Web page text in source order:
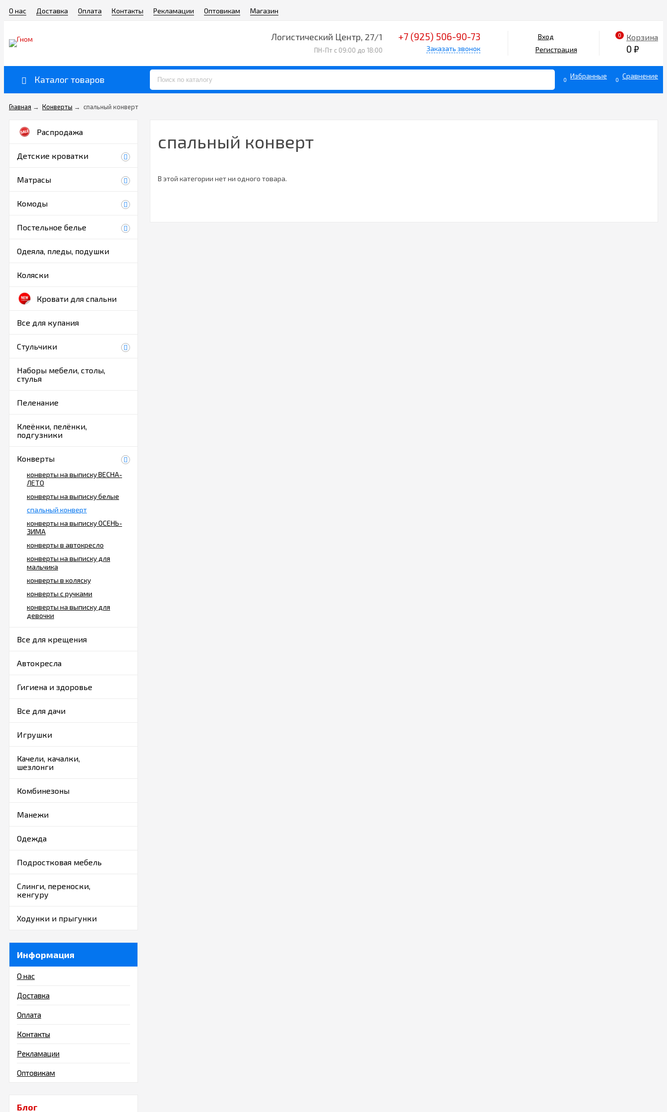
О нас Доставка Оплата Контакты Рекламации Оптовикам Магазин
Логистический Центр, 27/1
ПН-Пт с 09:00 до 18:00
+7 (925) 506-90-73
Заказать звонок
Вход
Регистрация
0 Корзина
0 ₽
Каталог товаров 0 Избранные 0 Сравнение
Главная → Конверты → спальный конверт
Распродажа
Детские кроватки
Матрасы
Комоды
Постельное белье
Одеяла, пледы, подушки
Коляски
Кровати для спальни
Все для купания
Стульчики
Наборы мебели, столы,
стулья
Пеленание
Клеёнки, пелёнки,
подгузники
Конверты
конверты на выписку ВЕСНА-
ЛЕТО
конверты на выписку белые
спальный конверт
конверты на выписку ОСЕНЬ-
ЗИМА
конверты в автокресло
конверты на выписку для
мальчика
конверты в коляску
конверты с ручками
конверты на выписку для
девочки
Все для крещения
Автокресла
Гигиена и здоровье
Все для дачи
Игрушки
Качели, качалки,
шезлонги
Комбинезоны
Манежи
Одежда
Подростковая мебель
Слинги, переноски,
кенгуру
Ходунки и прыгунки
Информация
О нас
Доставка
Оплата
Контакты
Рекламации
Оптовикам
Блог
спальный конверт
В этой категории нет ни одного товара.